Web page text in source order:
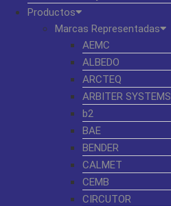
Productos
Marcas Representadas
AEMC
ALBEDO
ARCTEQ
ARBITER SYSTEMS
b2
BAE
BENDER
CALMET
CEMB
CIRCUTOR